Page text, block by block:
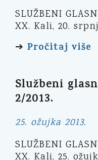
SLUŽBENI
XX. Kali, 20.
➔ Pročitaj više
Službeni
2/2013.
25. ožujka 2013.
SLUŽBENI